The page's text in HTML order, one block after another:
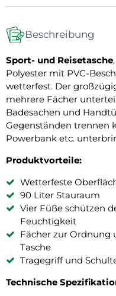
Beschreibung
Sport- und Reisetasche
Polyester mit PVC-
wetterfest. Der
mehrere Fächer
Badesachen und
Gegenständen trennen
Powerbank etc.
Produktvorteile:
Wetterfeste
90 Liter Stauraum
Vier Füße schützen
Feuchtigkeit
Fächer zur Ordnung
Tasche
Tragegriff und
Technische